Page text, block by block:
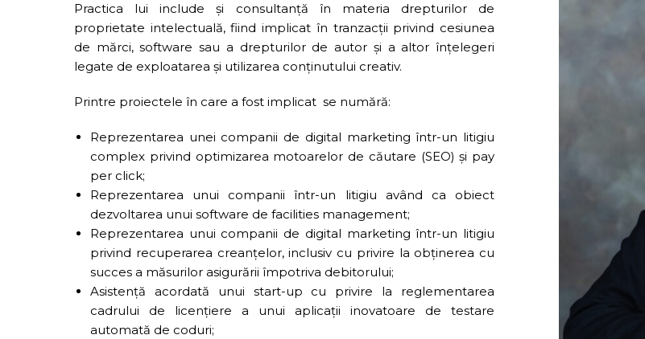
Practica lui include și consultanță în materia drepturilor de
proprietate intelectuală, fiind implicat în tranzacții privind cesiunea
de mărci, software sau a drepturilor de autor și a altor înțelegeri
legate de exploatarea și utilizarea conținutului creativ.
Printre proiectele în care a fost implicat se numără:
Reprezentarea unei companii de digital marketing într-un litigiu
complex privind optimizarea motoarelor de căutare (SEO) și pay
per click;
Reprezentarea unui companii într-un litigiu având ca obiect
dezvoltarea unui software de facilities management;
Reprezentarea unui companii de digital marketing într-un litigiu
privind recuperarea creanțelor, inclusiv cu privire la obținerea cu
succes a măsurilor asigurării împotriva debitorului;
Asistență acordată unui start-up cu privire la reglementarea
cadrului de licențiere a unui aplicații inovatoare de testare
automată de coduri;